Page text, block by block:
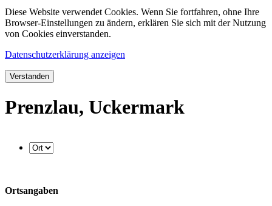
Diese Website verwendet Cookies. Wenn Sie fortfahren, ohne Ihre
Browser-Einstellungen zu ändern, erklären Sie sich mit der Nutzung
von Cookies einverstanden.
Datenschutzerklärung anzeigen
Verstanden
Prenzlau, Uckermark
Ortsangaben